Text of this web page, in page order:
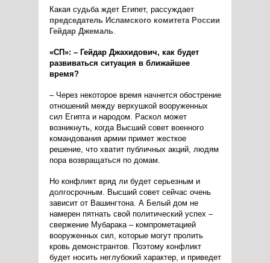
Какая судьба ждет Египет, рассуждает
председатель Исламского комитета России
Гейдар Джемаль.
«СП»: – Гейдар Джахидович, как будет
развиваться ситуация в ближайшее
время?
– Через некоторое время начнется обострение
отношений между верхушкой вооруженных
сил Египта и народом. Раскол может
возникнуть, когда Высший совет военного
командования армии примет жесткое
решение, что хватит публичных акций, людям
пора возвращаться по домам.
Но конфликт вряд ли будет серьезным и
долгосрочным. Высший совет сейчас очень
зависит от Вашингтона. А Белый дом не
намерен пятнать свой политический успех –
свержение Мубарака – компрометацией
вооруженных сил, которые могут пролить
кровь демонстрантов. Поэтому конфликт
будет носить неглубокий характер, и приведет